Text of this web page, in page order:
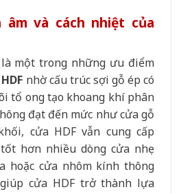
âm và cách nhiệt của
là một trong những ưu điểm
nhờ cấu trúc sợi gỗ ép có
tổ ong tạo khoang khí phân
đạt đến mức như cửa gỗ
cửa HDF vẫn cung cấp
hơn nhiều dòng cửa nhẹ
hoặc cửa nhôm kính thông
cửa HDF trở thành lựa